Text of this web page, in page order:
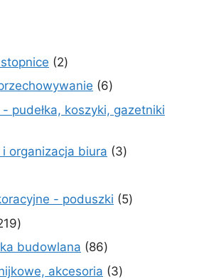
22
produkty
66
produktów
- pudełka, koszyki, gazetniki
i organizacja biura 33
- poduszki 55
219
produktów
budowlana 8686
produktów
akcesoria 33